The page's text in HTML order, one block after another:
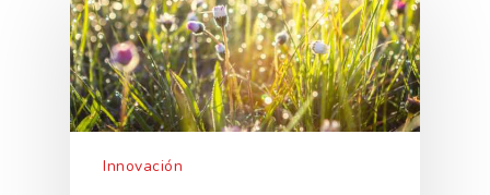
Innovación